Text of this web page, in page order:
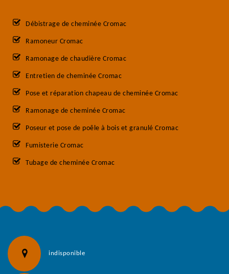
Débistrage de cheminée Cromac
Ramoneur Cromac
Ramonage de chaudière Cromac
Entretien de cheminée Cromac
Pose et réparation chapeau de cheminée Cromac
Ramonage de cheminée Cromac
Poseur et pose de poêle à bois et granulé Cromac
Fumisterie Cromac
Tubage de cheminée Cromac
indisponible